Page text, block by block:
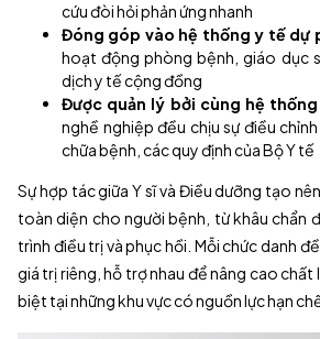
cứu đòi hỏi phản ứng nhanh
Đóng góp vào hệ thống y tế dự
hoạt động phòng bệnh, giáo dục
dịch y tế cộng đồng
Được quản lý bởi cùng hệ
nghề nghiệp đều chịu sự điều chỉnh
chữa bệnh, các quy định của Bộ Y tế
Sự hợp tác giữa Y sĩ và Điều dưỡng tạo
toàn diện cho người bệnh, từ khâu chẩn
trình điều trị và phục hồi. Mỗi chức danh
giá trị riêng, hỗ trợ nhau để nâng cao chất
biệt tại những khu vực có nguồn lực hạn